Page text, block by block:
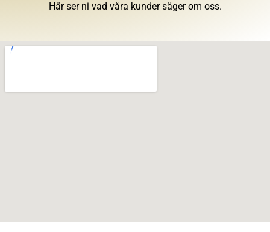
Här ser ni vad våra kunder säger om oss.